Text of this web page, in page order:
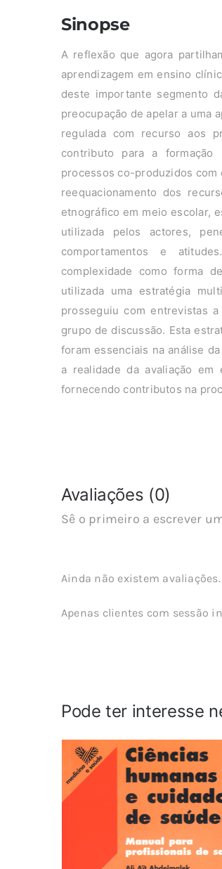
Sinopse
A reflexão que agora
aprendizagem em ensino
deste importante segmento
preocupação de apelar a uma
regulada com recurso aos
contributo para a formação
processos co-produzidos com
reequacionamento dos
etnográfico em meio escolar,
utilizada pelos actores,
comportamentos e
complexidade como forma
utilizada uma estratégia
prosseguiu com entrevistas
grupo de discussão. Esta
foram essenciais na análise
a realidade da avaliação em
fornecendo contributos na
Avaliações (0)
Sê o primeiro a escrever
Ainda não existem avaliações.
Apenas clientes com sessão
Pode ter interesse